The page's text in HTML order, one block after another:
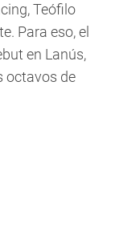
Teófilo
Para eso, el
en Lanús,
octavos de